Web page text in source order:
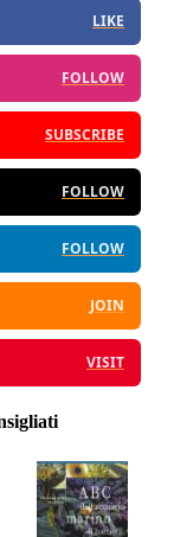
LIKE
FOLLOW
SUBSCRIBE
FOLLOW
FOLLOW
JOIN
VISIT